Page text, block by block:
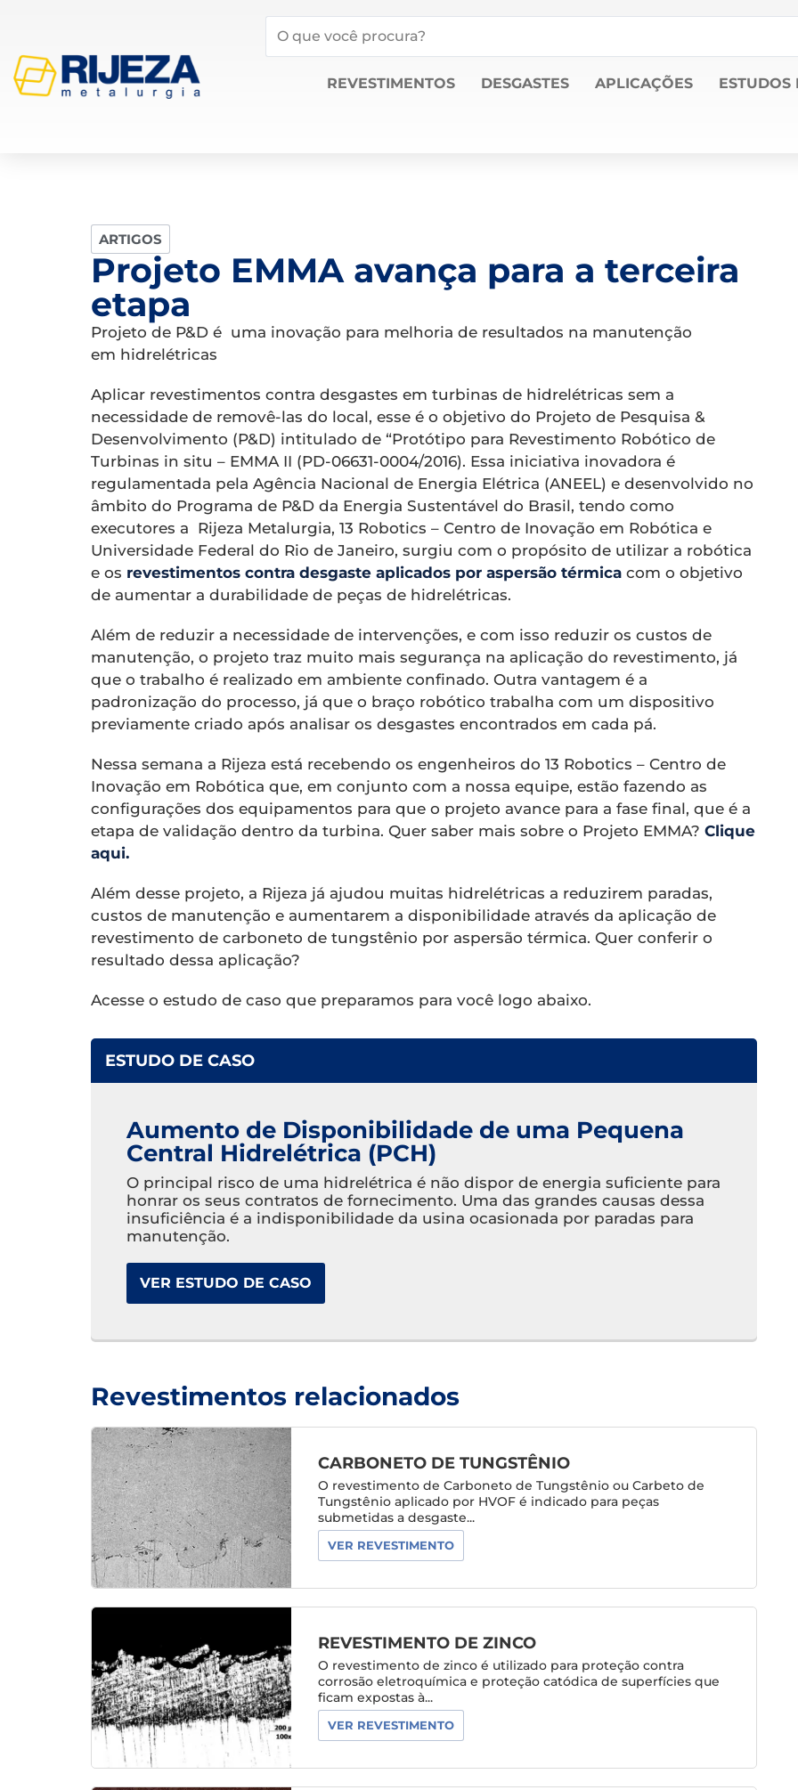
REVESTIMENTOS DESGASTES APLICAÇÕES ESTUDOS
ARTIGOS
Projeto EMMA avança para a terceira
etapa
Projeto de P&D é uma inovação para melhoria de resultados na manutenção
em hidrelétricas
Aplicar revestimentos contra desgastes em turbinas de hidrelétricas sem a
necessidade de removê-las do local, esse é o objetivo do Projeto de Pesquisa &
Desenvolvimento (P&D) intitulado de “Protótipo para Revestimento Robótico de
Turbinas in situ – EMMA II (PD-06631-0004/2016). Essa iniciativa inovadora é
regulamentada pela Agência Nacional de Energia Elétrica (ANEEL) e desenvolvido no
âmbito do Programa de P&D da Energia Sustentável do Brasil, tendo como
executores a Rijeza Metalurgia, 13 Robotics – Centro de Inovação em Robótica e
Universidade Federal do Rio de Janeiro, surgiu com o propósito de utilizar a robótica
e os revestimentos contra desgaste aplicados por aspersão térmica com o objetivo
de aumentar a durabilidade de peças de hidrelétricas.
Além de reduzir a necessidade de intervenções, e com isso reduzir os custos de
manutenção, o projeto traz muito mais segurança na aplicação do revestimento, já
que o trabalho é realizado em ambiente confinado. Outra vantagem é a
padronização do processo, já que o braço robótico trabalha com um dispositivo
previamente criado após analisar os desgastes encontrados em cada pá.
Nessa semana a Rijeza está recebendo os engenheiros do 13 Robotics – Centro de
Inovação em Robótica que, em conjunto com a nossa equipe, estão fazendo as
configurações dos equipamentos para que o projeto avance para a fase final, que é a
etapa de validação dentro da turbina. Quer saber mais sobre o Projeto EMMA? Clique
aqui.
Além desse projeto, a Rijeza já ajudou muitas hidrelétricas a reduzirem paradas,
custos de manutenção e aumentarem a disponibilidade através da aplicação de
revestimento de carboneto de tungstênio por aspersão térmica. Quer conferir o
resultado dessa aplicação?
Acesse o estudo de caso que preparamos para você logo abaixo.
ESTUDO DE CASO
Aumento de Disponibilidade de uma Pequena
Central Hidrelétrica (PCH)
O principal risco de uma hidrelétrica é não dispor de energia suficiente para
honrar os seus contratos de fornecimento. Uma das grandes causas dessa
insuficiência é a indisponibilidade da usina ocasionada por paradas para
manutenção.
VER ESTUDO DE CASO
Revestimentos relacionados
CARBONETO DE TUNGSTÊNIO
O revestimento de Carboneto de Tungstênio ou Carbeto de
Tungstênio aplicado por HVOF é indicado para peças
submetidas a desgaste...
VER REVESTIMENTO
REVESTIMENTO DE ZINCO
O revestimento de zinco é utilizado para proteção contra
corrosão eletroquímica e proteção catódica de superfícies que
ficam expostas à...
VER REVESTIMENTO